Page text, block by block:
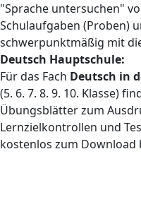
"Sprache untersuchen"
Schulaufgaben (Proben)
schwerpunktmäßig mit
Deutsch Hauptschule:
Für das Fach Deutsch in
(5. 6. 7. 8. 9. 10. Klasse)
Übungsblätter zum
Lernzielkontrollen und
kostenlos zum Download